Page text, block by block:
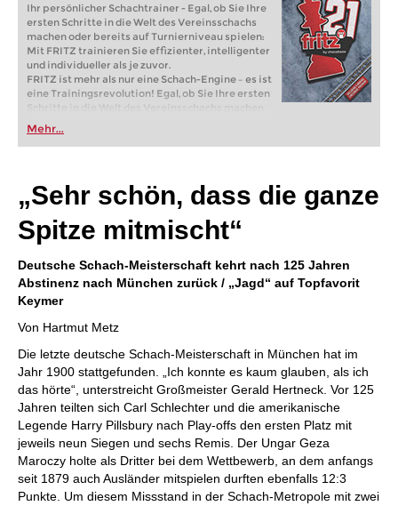
Ihr persönlicher Schachtrainer - Egal, ob Sie Ihre
ersten Schritte in die Welt des Vereinsschachs
machen oder bereits auf Turnierniveau spielen:
Mit FRITZ trainieren Sie effizienter, intelligenter
und individueller als je zuvor.
FRITZ ist mehr als nur eine Schach-Engine – es ist
eine Trainingsrevolution! Egal, ob Sie Ihre ersten
Schritte in die Welt des Vereinsschachs machen
oder bereits auf Turnierniveau spielen: Mit
FRITZ trainieren Sie effizienter, intelligenter und
individueller als je zuvor.
Mehr...
„Sehr schön, dass die ganze
Spitze mitmischt“
Deutsche Schach-Meisterschaft kehrt nach 125 Jahren
Abstinenz nach München zurück / „Jagd“ auf Topfavorit
Keymer
Von Hartmut Metz
Die letzte deutsche Schach-Meisterschaft in München hat im
Jahr 1900 stattgefunden. „Ich konnte es kaum glauben, als ich
das hörte“, unterstreicht Großmeister Gerald Hertneck. Vor 125
Jahren teilten sich Carl Schlechter und die amerikanische
Legende Harry Pillsbury nach Play-offs den ersten Platz mit
jeweils neun Siegen und sechs Remis. Der Ungar Geza
Maroczy holte als Dritter bei dem Wettbewerb, an dem anfangs
seit 1879 auch Ausländer mitspielen durften ebenfalls 12:3
Punkte. Um diesem Missstand in der Schach-Metropole mit zwei